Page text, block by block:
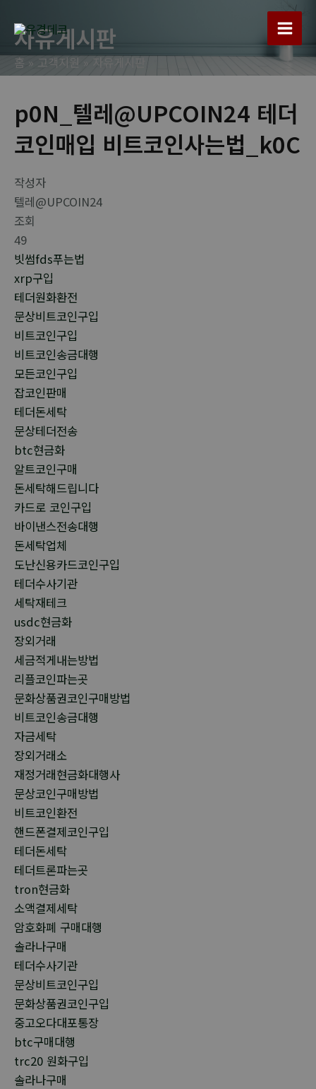
Main
자유게시판
홈 고객지원 자유게시판
p0N_텔레@UPCOIN24 테더
코인매입 비트코인사는법_k0C
작성자
텔레@UPCOIN24
조회
49
빗썸fds푸는법
xrp구입
테더원화환전
문상비트코인구입
비트코인구입
비트코인송금대행
모든코인구입
잡코인판매
테더돈세탁
문상테더전송
btc현금화
알트코인구매
돈세탁해드립니다
카드로 코인구입
바이낸스전송대행
돈세탁업체
도난신용카드코인구입
테더수사기관
세탁재테크
usdc현금화
장외거래
세금적게내는방법
리플코인파는곳
문화상품권코인구매방법
비트코인송금대행
자금세탁
장외거래소
재정거래현금화대행사
문상코인구매방법
비트코인환전
핸드폰결제코인구입
테더돈세탁
테더트론파는곳
tron현금화
소액결제세탁
암호화폐 구매대행
솔라나구매
테더수사기관
문상비트코인구입
문화상품권코인구입
중고오다대포통장
btc구매대행
trc20 원화구입
솔라나구매